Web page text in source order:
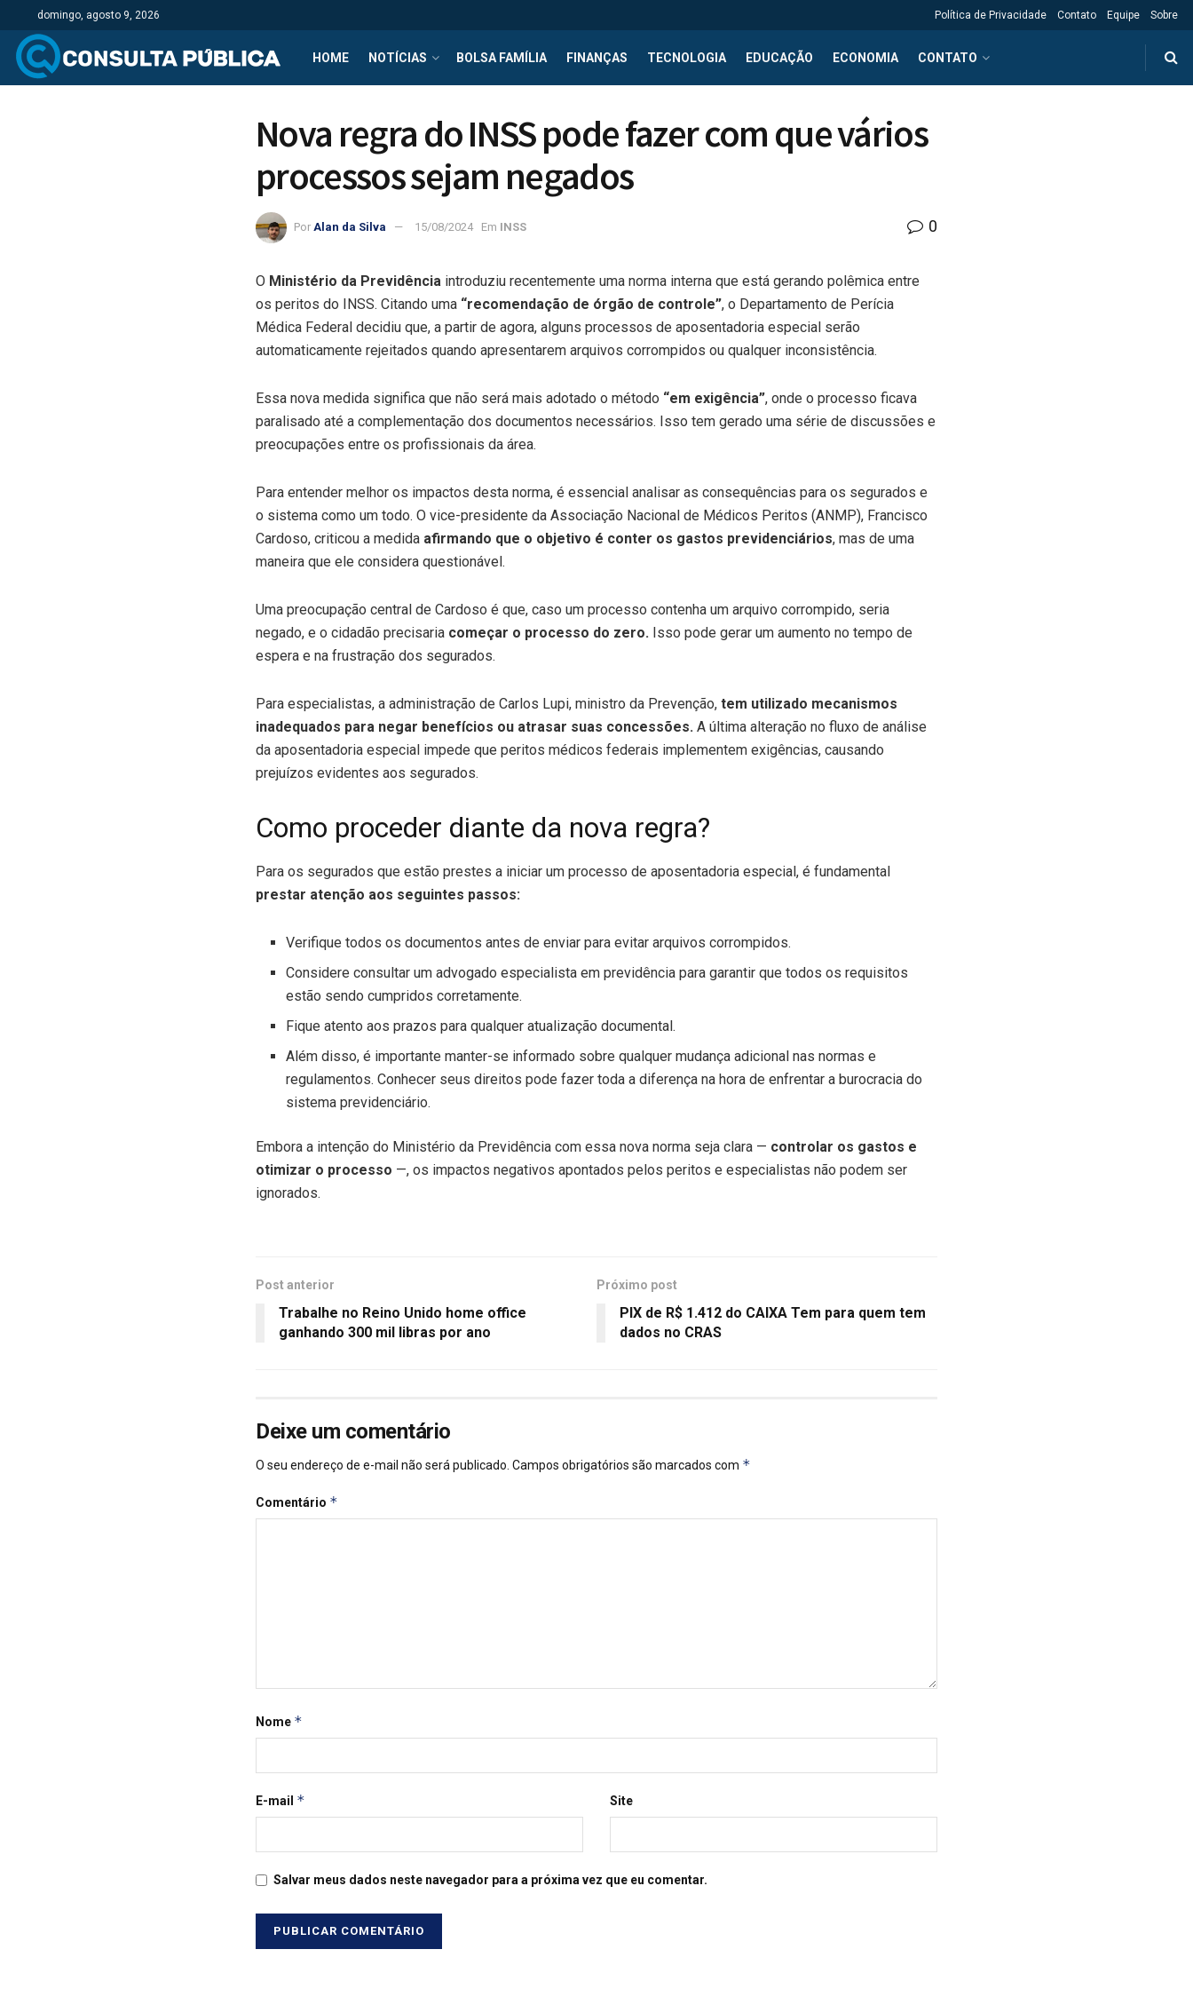
domingo, agosto 9, 2026 Política de Privacidade Contato Equipe Sobre
HOME NOTÍCIAS BOLSA FAMÍLIA FINANÇAS TECNOLOGIA EDUCAÇÃO ECONOMIA CONTATO
Nova regra do INSS pode fazer com que vários
processos sejam negados
Por Alan da Silva 15/08/2024 Em INSS 0
O Ministério da Previdência introduziu recentemente uma norma interna que está gerando polêmica entre
os peritos do INSS. Citando uma “recomendação de órgão de controle”, o Departamento de Perícia
Médica Federal decidiu que, a partir de agora, alguns processos de aposentadoria especial serão
automaticamente rejeitados quando apresentarem arquivos corrompidos ou qualquer inconsistência.
Essa nova medida significa que não será mais adotado o método “em exigência”, onde o processo ficava
paralisado até a complementação dos documentos necessários. Isso tem gerado uma série de discussões e
preocupações entre os profissionais da área.
Para entender melhor os impactos desta norma, é essencial analisar as consequências para os segurados e
o sistema como um todo. O vice-presidente da Associação Nacional de Médicos Peritos (ANMP), Francisco
Cardoso, criticou a medida afirmando que o objetivo é conter os gastos previdenciários, mas de uma
maneira que ele considera questionável.
Uma preocupação central de Cardoso é que, caso um processo contenha um arquivo corrompido, seria
negado, e o cidadão precisaria começar o processo do zero. Isso pode gerar um aumento no tempo de
espera e na frustração dos segurados.
Para especialistas, a administração de Carlos Lupi, ministro da Prevenção, tem utilizado mecanismos
inadequados para negar benefícios ou atrasar suas concessões. A última alteração no fluxo de análise
da aposentadoria especial impede que peritos médicos federais implementem exigências, causando
prejuízos evidentes aos segurados.
Como proceder diante da nova regra?
Para os segurados que estão prestes a iniciar um processo de aposentadoria especial, é fundamental
prestar atenção aos seguintes passos:
Verifique todos os documentos antes de enviar para evitar arquivos corrompidos.
Considere consultar um advogado especialista em previdência para garantir que todos os requisitos
estão sendo cumpridos corretamente.
Fique atento aos prazos para qualquer atualização documental.
Além disso, é importante manter-se informado sobre qualquer mudança adicional nas normas e
regulamentos. Conhecer seus direitos pode fazer toda a diferença na hora de enfrentar a burocracia do
sistema previdenciário.
Embora a intenção do Ministério da Previdência com essa nova norma seja clara — controlar os gastos e
otimizar o processo —, os impactos negativos apontados pelos peritos e especialistas não podem ser
ignorados.
Post anterior
Trabalhe no Reino Unido home office
ganhando 300 mil libras por ano
Próximo post
PIX de R$ 1.412 do CAIXA Tem para quem tem
dados no CRAS
Deixe um comentário
O seu endereço de e-mail não será publicado. Campos obrigatórios são marcados com *
Comentário *
Nome *
E-mail * Site
Salvar meus dados neste navegador para a próxima vez que eu comentar.